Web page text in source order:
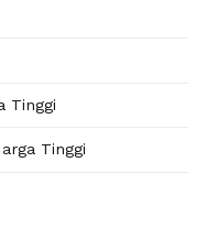
Tinggi
Tinggi